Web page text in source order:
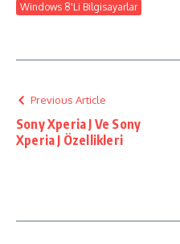
Windows 8'Li Bilgisayarlar
Previous Article
Sony Xperia J Ve Sony
Xperia J Özellikleri